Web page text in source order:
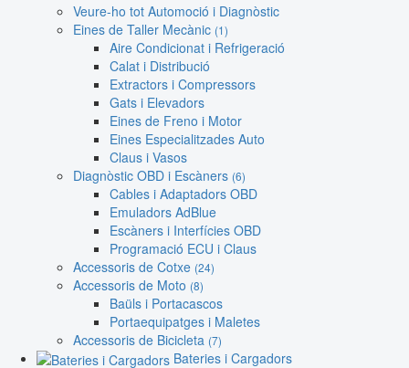
Veure-ho tot Automoció i Diagnòstic
Eines de Taller Mecànic (1)
Aire Condicionat i Refrigeració
Calat i Distribució
Extractors i Compressors
Gats i Elevadors
Eines de Freno i Motor
Eines Especialitzades Auto
Claus i Vasos
Diagnòstic OBD i Escàners (6)
Cables i Adaptadors OBD
Emuladors AdBlue
Escàners i Interfícies OBD
Programació ECU i Claus
Accessoris de Cotxe (24)
Accessoris de Moto (8)
Baüls i Portacascos
Portaequipatges i Maletes
Accessoris de Bicicleta (7)
Bateries i Cargadors